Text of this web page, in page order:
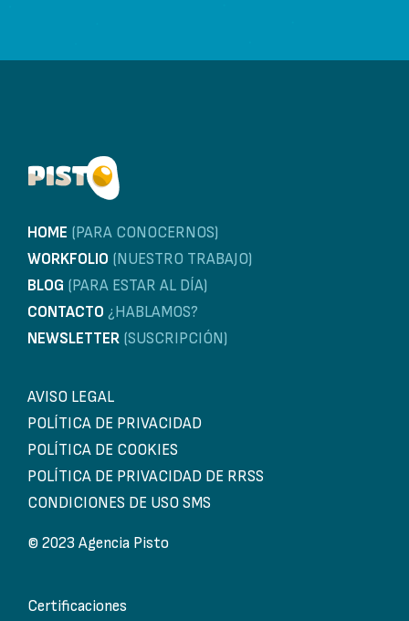
HOME (PARA CONOCERNOS)
WORKFOLIO (NUESTRO TRABAJO)
BLOG (PARA ESTAR AL DÍA)
CONTACTO ¿HABLAMOS?
NEWSLETTER (SUSCRIPCIÓN)
AVISO LEGAL
POLÍTICA DE PRIVACIDAD
POLÍTICA DE COOKIES
POLÍTICA DE PRIVACIDAD DE RRSS
CONDICIONES DE USO SMS
© 2023 Agencia Pisto
Certificaciones